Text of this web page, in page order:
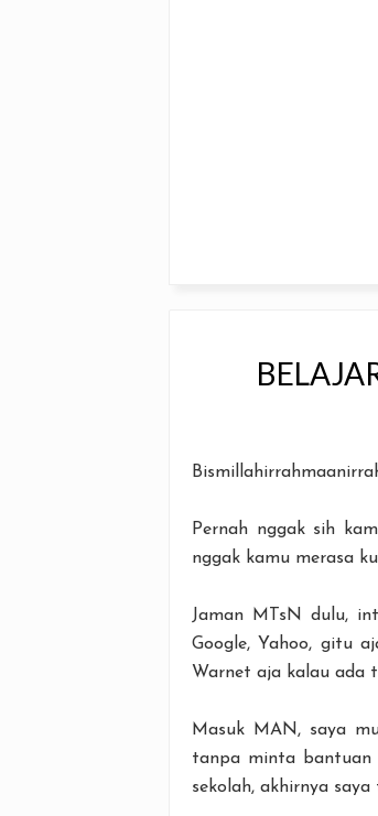
Pernah nggak sih
nggak kamu merasa
Jaman MTsN dulu,
Google, Yahoo, gitu
Warnet aja kalau ada
Masuk MAN, saya
tanpa minta bantuan
sekolah, akhirnya